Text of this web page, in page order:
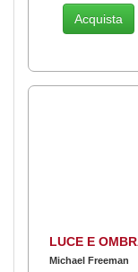
Acquista
LUCE E
Michael Freeman